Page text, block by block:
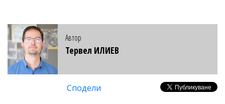
Автор
Тервел ИЛИЕВ
Сподели